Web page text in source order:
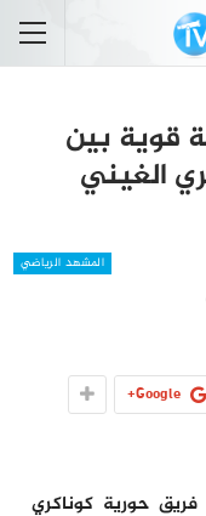
قوية بين
الغيني
المشهد الرياضي
Google+
فريق حورية كوناكري